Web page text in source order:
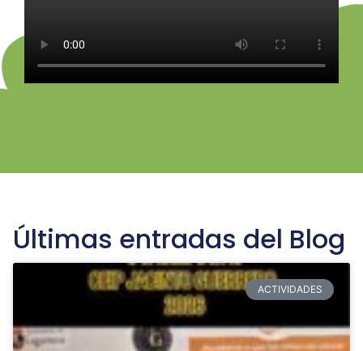
Últimas entradas del Blog
ACTIVIDADES